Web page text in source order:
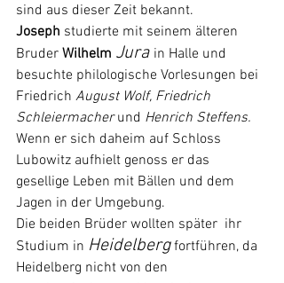
sind aus dieser Zeit bekannt.
Joseph studierte mit seinem älteren
Bruder Wilhelm Jura in Halle und
besuchte philologische Vorlesungen bei
Friedrich August Wolf, Friedrich
Schleiermacher und Henrich Steffens.
Wenn er sich daheim auf Schloss
Lubowitz aufhielt genoss er das
gesellige Leben mit Bällen und dem
Jagen in der Umgebung.
Die beiden Brüder wollten später  ihr
Studium in Heidelberg fortführen, da
Heidelberg nicht von den